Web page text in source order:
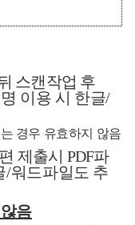
스캔작업 후
이용 시 한글/
경우 유효하지 않음
제출시 PDF파
/워드파일도 추
음